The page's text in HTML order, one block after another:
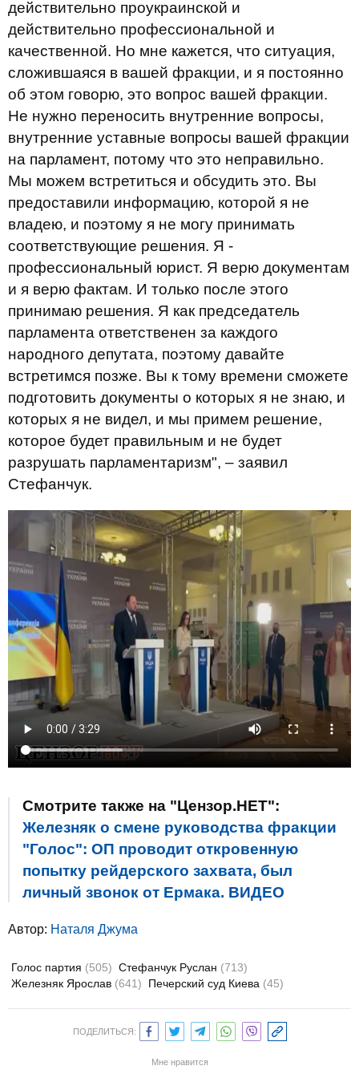
действительно проукраинской и
действительно профессиональной и
качественной. Но мне кажется, что ситуация,
сложившаяся в вашей фракции, и я постоянно
об этом говорю, это вопрос вашей фракции.
Не нужно переносить внутренние вопросы,
внутренние уставные вопросы вашей фракции
на парламент, потому что это неправильно.
Мы можем встретиться и обсудить это. Вы
предоставили информацию, которой я не
владею, и поэтому я не могу принимать
соответствующие решения. Я -
профессиональный юрист. Я верю документам
и я верю фактам. И только после этого
принимаю решения. Я как председатель
парламента ответственен за каждого
народного депутата, поэтому давайте
встретимся позже. Вы к тому времени сможете
подготовить документы о которых я не знаю, и
которых я не видел, и мы примем решение,
которое будет правильным и не будет
разрушать парламентаризм", – заявил
Стефанчук.
Смотрите также на "Цензор.НЕТ":
Железняк о смене руководства фракции
"Голос": ОП проводит откровенную
попытку рейдерского захвата, был
личный звонок от Ермака. ВИДЕО
Автор: Наталя Джума
Голос партия (505) Стефанчук Руслан (713)
Железняк Ярослав (641) Печерский суд Киева (45)
ПОДЕЛИТЬСЯ:
Мне нравится